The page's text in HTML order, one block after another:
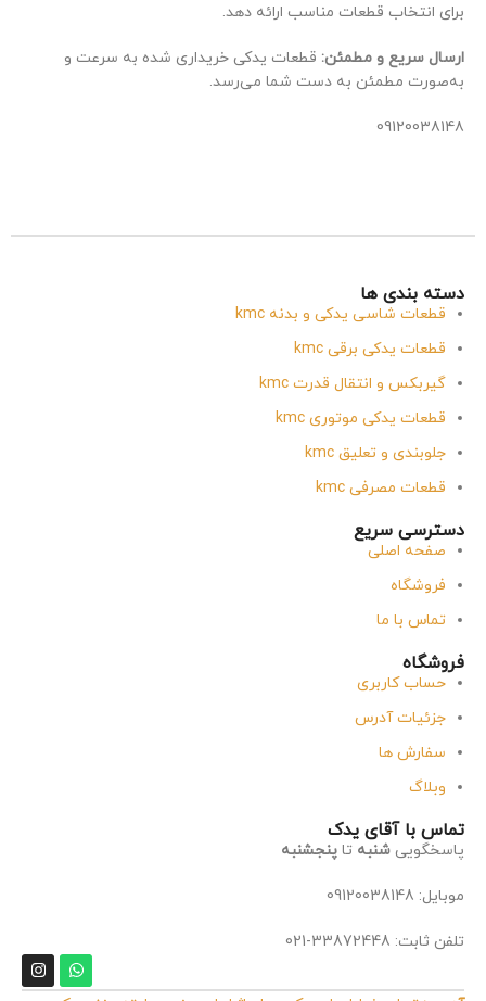
برای انتخاب قطعات مناسب ارائه دهد.
ارسال سریع و مطمئن: قطعات یدکی خریداری شده به سرعت و
به‌صورت مطمئن به دست شما می‌رسد.
09120038148
دسته بندی ها
قطعات شاسی یدکی و بدنه kmc
قطعات یدکی برقی kmc
گیربکس و انتقال قدرت kmc
قطعات یدکی موتوری kmc
جلوبندی و تعلیق kmc
قطعات مصرفی kmc
دسترسی سریع
صفحه اصلی
فروشگاه
تماس با ما
فروشگاه
حساب کاربری
جزئیات آدرس
سفارش ها
وبلاگ
تماس با آقای یدک
پاسخگویی شنبه تا پنجشنبه
موبایل: 09120038148
تلفن ثابت: 33872448-021